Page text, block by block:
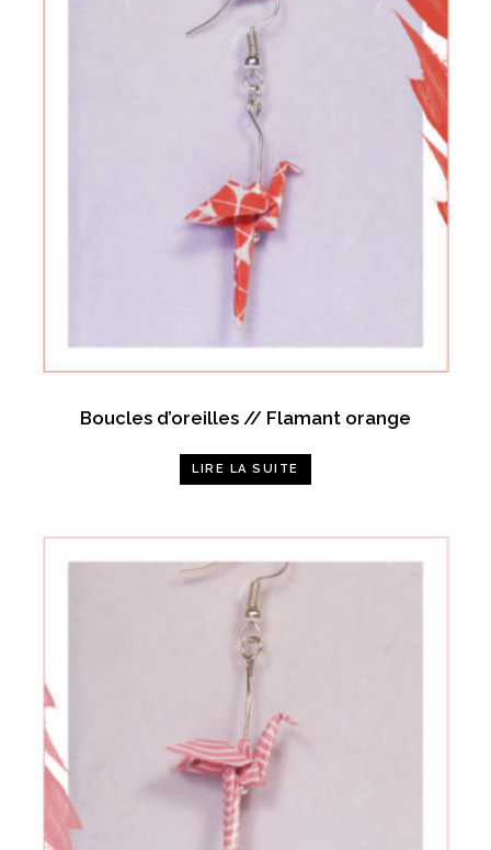
Boucles d’oreilles // Flamant orange
LIRE LA SUITE